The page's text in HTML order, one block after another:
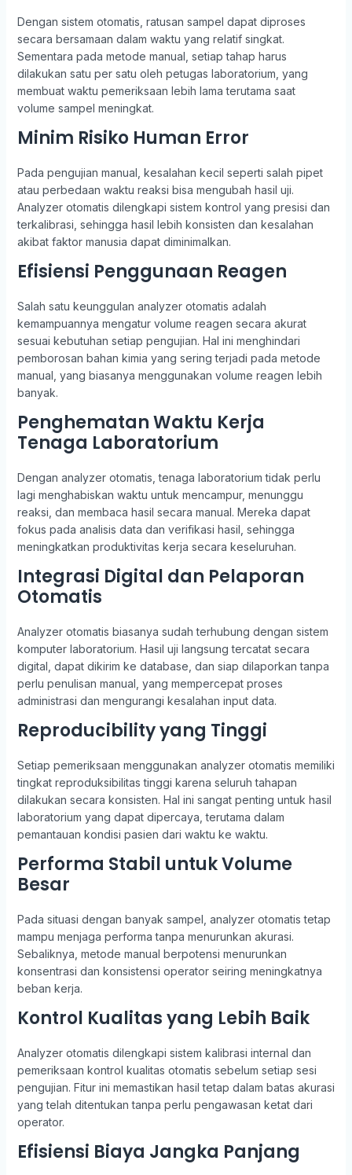
Dengan sistem otomatis, ratusan sampel dapat diproses
secara bersamaan dalam waktu yang relatif singkat.
Sementara pada metode manual, setiap tahap harus
dilakukan satu per satu oleh petugas laboratorium, yang
membuat waktu pemeriksaan lebih lama terutama saat
volume sampel meningkat.
Minim Risiko Human Error
Pada pengujian manual, kesalahan kecil seperti salah pipet
atau perbedaan waktu reaksi bisa mengubah hasil uji.
Analyzer otomatis dilengkapi sistem kontrol yang presisi dan
terkalibrasi, sehingga hasil lebih konsisten dan kesalahan
akibat faktor manusia dapat diminimalkan.
Efisiensi Penggunaan Reagen
Salah satu keunggulan analyzer otomatis adalah
kemampuannya mengatur volume reagen secara akurat
sesuai kebutuhan setiap pengujian. Hal ini menghindari
pemborosan bahan kimia yang sering terjadi pada metode
manual, yang biasanya menggunakan volume reagen lebih
banyak.
Penghematan Waktu Kerja
Tenaga Laboratorium
Dengan analyzer otomatis, tenaga laboratorium tidak perlu
lagi menghabiskan waktu untuk mencampur, menunggu
reaksi, dan membaca hasil secara manual. Mereka dapat
fokus pada analisis data dan verifikasi hasil, sehingga
meningkatkan produktivitas kerja secara keseluruhan.
Integrasi Digital dan Pelaporan
Otomatis
Analyzer otomatis biasanya sudah terhubung dengan sistem
komputer laboratorium. Hasil uji langsung tercatat secara
digital, dapat dikirim ke database, dan siap dilaporkan tanpa
perlu penulisan manual, yang mempercepat proses
administrasi dan mengurangi kesalahan input data.
Reproducibility yang Tinggi
Setiap pemeriksaan menggunakan analyzer otomatis memiliki
tingkat reproduksibilitas tinggi karena seluruh tahapan
dilakukan secara konsisten. Hal ini sangat penting untuk hasil
laboratorium yang dapat dipercaya, terutama dalam
pemantauan kondisi pasien dari waktu ke waktu.
Performa Stabil untuk Volume
Besar
Pada situasi dengan banyak sampel, analyzer otomatis tetap
mampu menjaga performa tanpa menurunkan akurasi.
Sebaliknya, metode manual berpotensi menurunkan
konsentrasi dan konsistensi operator seiring meningkatnya
beban kerja.
Kontrol Kualitas yang Lebih Baik
Analyzer otomatis dilengkapi sistem kalibrasi internal dan
pemeriksaan kontrol kualitas otomatis sebelum setiap sesi
pengujian. Fitur ini memastikan hasil tetap dalam batas akurasi
yang telah ditentukan tanpa perlu pengawasan ketat dari
operator.
Efisiensi Biaya Jangka Panjang